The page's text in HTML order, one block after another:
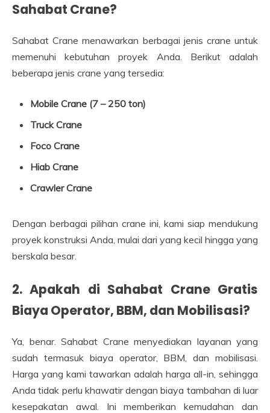
Sahabat Crane?
Sahabat Crane menawarkan berbagai jenis crane untuk
memenuhi kebutuhan proyek Anda. Berikut adalah
beberapa jenis crane yang tersedia:
Mobile Crane (7 – 250 ton)
Truck Crane
Foco Crane
Hiab Crane
Crawler Crane
Dengan berbagai pilihan crane ini, kami siap mendukung
proyek konstruksi Anda, mulai dari yang kecil hingga yang
berskala besar.
2. Apakah di Sahabat Crane Gratis
Biaya Operator, BBM, dan Mobilisasi?
Ya, benar. Sahabat Crane menyediakan layanan yang
sudah termasuk biaya operator, BBM, dan mobilisasi.
Harga yang kami tawarkan adalah harga all-in, sehingga
Anda tidak perlu khawatir dengan biaya tambahan di luar
kesepakatan awal. Ini memberikan kemudahan dan